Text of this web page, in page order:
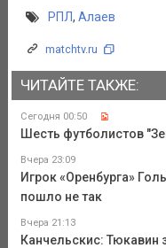
РПЛ, Алаев
matchtv.ru
ЧИТАЙТЕ ТАКЖЕ:
Сегодня 00:50
Шесть футболистов
Вчера 23:09
Игрок «Оренбурга»
пошло не так
Вчера 21:13
Канчельскис: Тюкавин